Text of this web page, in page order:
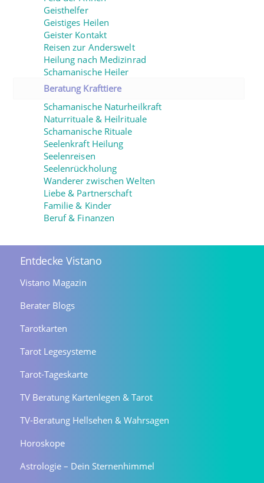
Geisthelfer
Geistiges Heilen
Geister Kontakt
Reisen zur Anderswelt
Heilung nach Medizinrad
Schamanische Heiler
Beratung Krafttiere
Schamanische Naturheilkraft
Naturrituale & Heilrituale
Schamanische Rituale
Seelenkraft Heilung
Seelenreisen
Seelenrückholung
Wanderer zwischen Welten
Liebe & Partnerschaft
Familie & Kinder
Beruf & Finanzen
Entdecke Vistano
Vistano Magazin
Berater Blogs
Tarotkarten
Tarot Legesysteme
Tarot-Tageskarte
TV Beratung Kartenlegen & Tarot
TV-Beratung Hellsehen & Wahrsagen
Horoskope
Astrologie – Dein Sternenhimmel